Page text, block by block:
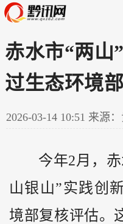
赤水市“两山
过生态环境
2026-03-14 10:51 来源
今年2月，
山银山”实践创
境部复核评估。